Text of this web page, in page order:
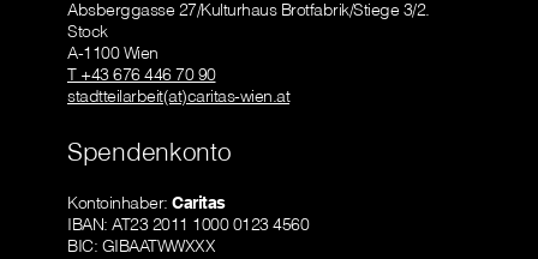
Absberggasse 27/Kulturhaus Brotfabrik/Stiege 3/2.
Stock
A-1100 Wien
T +43 676 446 70 90
stadtteilarbeit(at)caritas-wien.at
Spendenkonto
Kontoinhaber: Caritas
IBAN: AT23 2011 1000 0123 4560
BIC: GIBAATWWXXX